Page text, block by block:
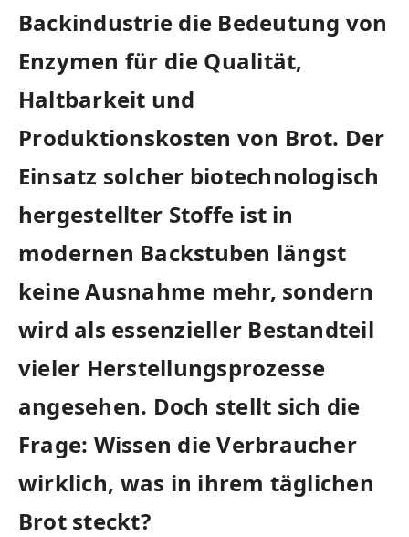
Backindustrie die Bedeutung von
Enzymen für⁤ die ⁣Qualität,
Haltbarkeit und
⁣Produktionskosten von Brot. Der
Einsatz solcher biotechnologisch
hergestellter ⁤Stoffe ist in
modernen​ Backstuben längst
keine Ausnahme mehr,‌ sondern
wird‍ als essenzieller Bestandteil
vieler Herstellungsprozesse
angesehen. Doch stellt sich die
Frage: Wissen die Verbraucher
wirklich,⁤ was in ihrem täglichen
Brot steckt?